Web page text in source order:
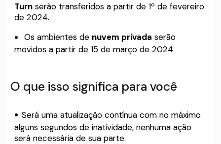
Turn serão transferidos a partir de 1º de fevereiro
de 2024.
Os ambientes de nuvem privada serão
movidos a partir de 15 de março de 2024
O que isso significa para você
Será uma atualização contínua com no máximo
alguns segundos de inatividade, nenhuma ação
será necessária de sua parte.